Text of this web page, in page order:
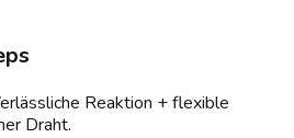
Reaktion + flexible
Draht.